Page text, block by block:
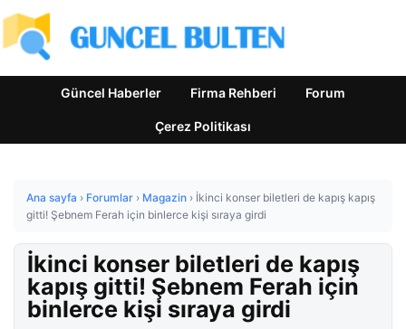
Güncel Haberler Firma Rehberi Forum
Çerez Politikası
Ana sayfa › Forumlar › Magazin › İkinci konser biletleri de kapış kapış
gitti! Şebnem Ferah için binlerce kişi sıraya girdi
İkinci konser biletleri de kapış
kapış gitti! Şebnem Ferah için
binlerce kişi sıraya girdi